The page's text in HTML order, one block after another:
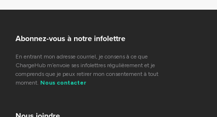
Abonnez-vous à notre infolettre
En entrant mon adresse courriel, je consens à ce que
ChargeHub m’envoie ses infolettres régulièrement et je
comprends que je peux retirer mon consentement à tout
moment. Nous contacter